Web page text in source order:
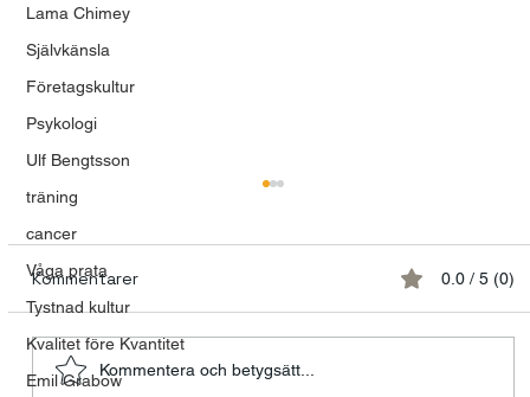
Lama Chimey
Självkänsla
Företagskultur
Psykologi
Ulf Bengtsson
träning
cancer
Våga prata
Tystnad kultur
Kvalitet före Kvantitet
Emil Grabow
Kommentarer 0.0 / 5 (0)
Kommentera och betygsätt...